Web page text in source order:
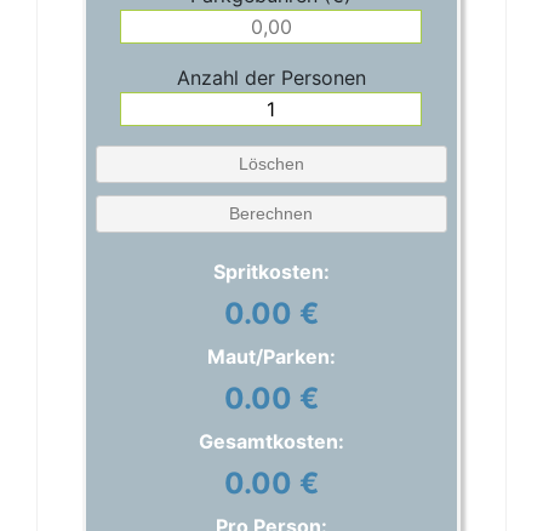
Anzahl der Personen
Löschen
Berechnen
Spritkosten:
0.00 €
Maut/Parken:
0.00 €
Gesamtkosten:
0.00 €
Pro Person: